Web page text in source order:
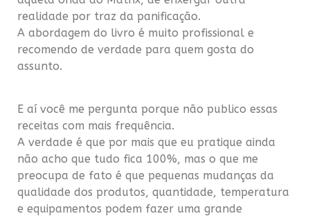
realidade por traz da panificação.
A abordagem do livro é muito profissional e
recomendo de verdade para quem gosta do
assunto.
E aí você me pergunta porque não publico essas
receitas com mais frequência.
A verdade é que por mais que eu pratique ainda
não acho que tudo fica 100%, mas o que me
preocupa de fato é que pequenas mudanças da
qualidade dos produtos, quantidade, temperatura
e equipamentos podem fazer uma grande